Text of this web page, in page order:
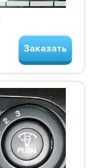
Заказать